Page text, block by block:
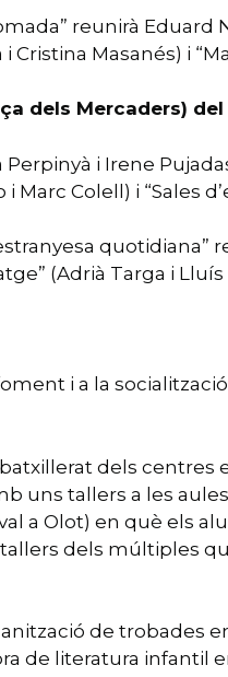
reunirà Eduard
Masanés) i
dels Mercaders)
i Irene
Marc Colell) i “Sales
quotidiana”
(Adrià Targa i Lluís
i a la
dels centres
uns tallers a les
a Olot) en què els
dels múltiples
de
de literatura infantil